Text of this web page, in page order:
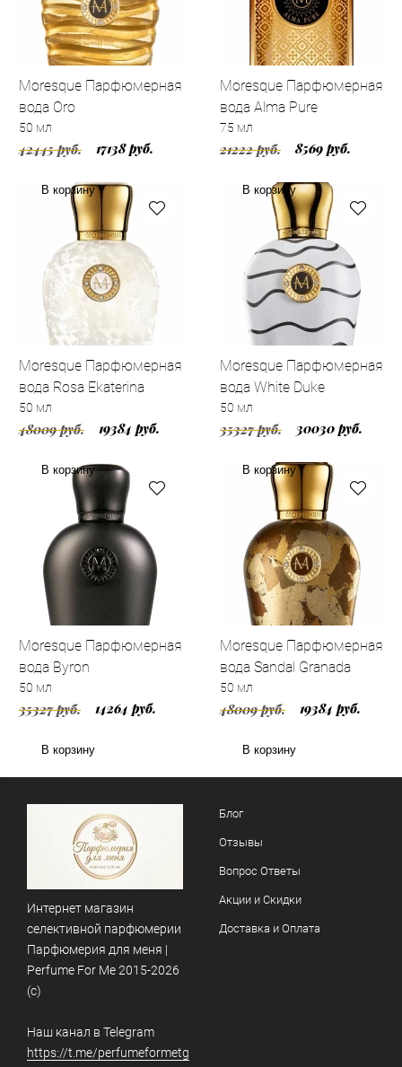
Moresque Парфюмерная
вода Oro
50 мл
42445 руб. 17138 руб.
В корзину
Moresque Парфюмерная
вода Alma Pure
75 мл
21222 руб. 8569 руб.
В корзину
Moresque Парфюмерная
вода Rosa Ekaterina
50 мл
48009 руб. 19384 руб.
В корзину
Moresque Парфюмерная
вода White Duke
50 мл
35327 руб. 30030 руб.
В корзину
Moresque Парфюмерная
вода Byron
50 мл
35327 руб. 14264 руб.
В корзину
Moresque Парфюмерная
вода Sandal Granada
50 мл
48009 руб. 19384 руб.
В корзину
Интернет магазин
селективной парфюмерии
Парфюмерия для меня |
Perfume For Me 2015-2026
(c)
Наш канал в Telegram
https://t.me/perfumeformetg
Блог
Отзывы
Вопрос Ответы
Акции и Скидки
Доставка и Оплата